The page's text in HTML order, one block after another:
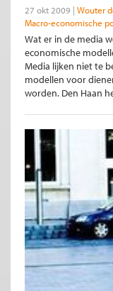
27 okt 2009 Wouter
Macro-economische
Wat er in de media
economische
Media lijken niet te
modellen voor
worden. Den Haan